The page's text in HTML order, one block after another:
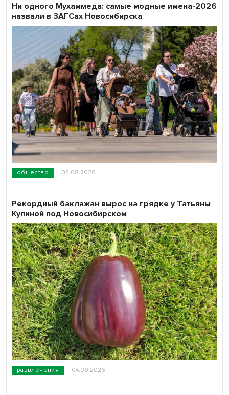
общество 05.08.2026
Ни одного Мухаммеда: самые модные имена-2026
назвали в ЗАГСах Новосибирска
развлечения 04.08.2026
Рекордный баклажан вырос на грядке у Татьяны
Купиной под Новосибирском